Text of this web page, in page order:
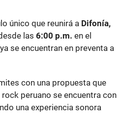
único que reunirá a Difonía,
las 6:00 p.m. en el
se encuentran en preventa a
con una propuesta que
peruano se encuentra con
una experiencia sonora